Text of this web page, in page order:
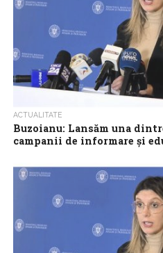
ACTUALITATE
Buzoianu: Lansăm una
campanii de informare și
O sumă de 19 milioane de lei,
europene, va fi folosită pentru o